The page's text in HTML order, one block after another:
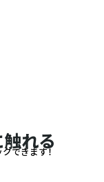
れる
できます！